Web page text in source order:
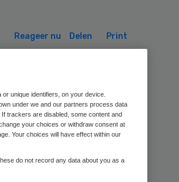
Reageer nu Delen Print
unique identifiers, on your device.
under we and our partners process data
trackers are disabled, some content and
your choices or withdraw consent at
Your choices will have effect within our
do not record any data about you as a